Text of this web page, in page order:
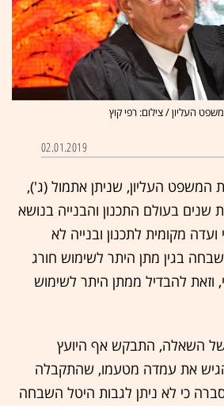
העליון / צילום: רפי קוץ
02.01.2019
המשפט העליון, שניתן אתמול (ג'),
בעולם התכנון והבנייה בנושא
מקומית לתכנון ובנייה לא
בגין מתן היתר לשימוש חורג
וזאת להבדיל ממתן היתר לשימוש
של השאלה, התבקש אף היועץ
את עמדה מטעמו, שהתקבלה
כי לא ניתן לגבות היטל השבחה